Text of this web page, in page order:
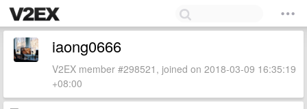
iaong0666
V2EX member #298521, joined on 2018-03-09 16:35:19
+08:00